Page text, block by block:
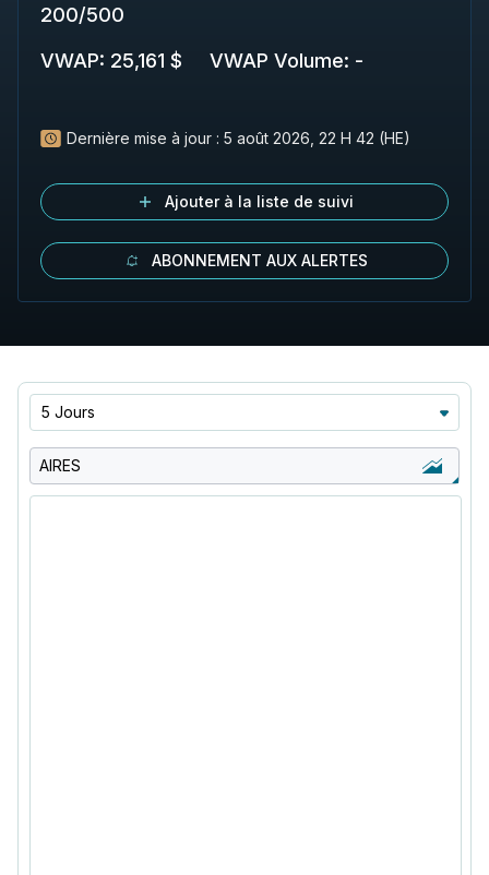
200/500
VWAP: 25,161 $ VWAP Volume: -
Dernière mise à jour : 5 août 2026, 22 H 42 (HE)
Ajouter à la liste de suivi
ABONNEMENT AUX ALERTES
5 Jours
AIRES